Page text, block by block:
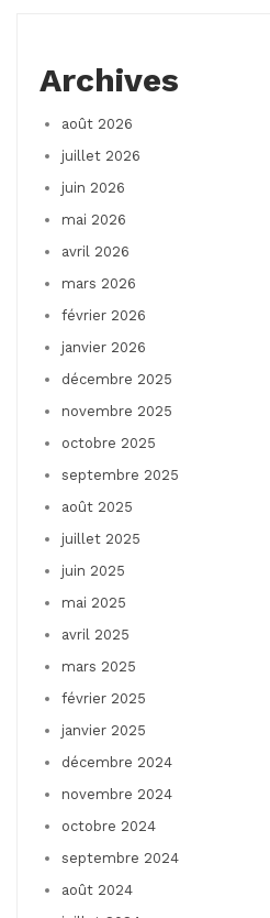
Archives
août 2026
juillet 2026
juin 2026
mai 2026
avril 2026
mars 2026
février 2026
janvier 2026
décembre 2025
novembre 2025
octobre 2025
septembre 2025
août 2025
juillet 2025
juin 2025
mai 2025
avril 2025
mars 2025
février 2025
janvier 2025
décembre 2024
novembre 2024
octobre 2024
septembre 2024
août 2024